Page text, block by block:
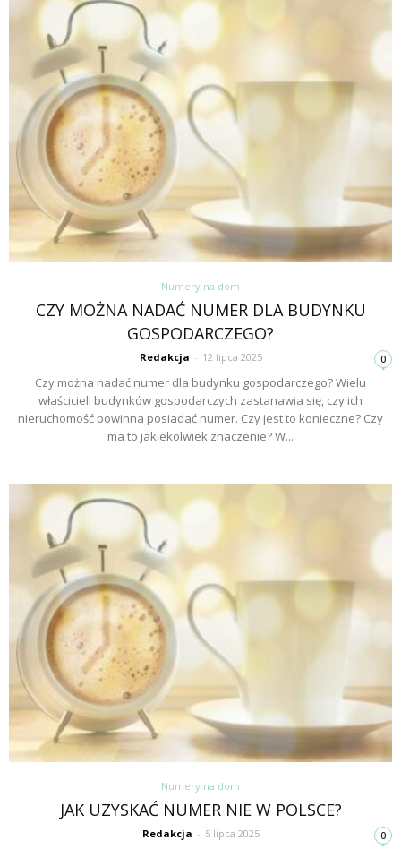
Numery na dom
CZY MOŻNA NADAĆ NUMER DLA BUDYNKU
GOSPODARCZEGO?
Redakcja - 12 lipca 2025 0
Czy można nadać numer dla budynku gospodarczego? Wielu
właścicieli budynków gospodarczych zastanawia się, czy ich
nieruchomość powinna posiadać numer. Czy jest to konieczne? Czy
ma to jakiekolwiek znaczenie? W...
Numery na dom
JAK UZYSKAĆ NUMER NIE W POLSCE?
Redakcja - 5 lipca 2025 0